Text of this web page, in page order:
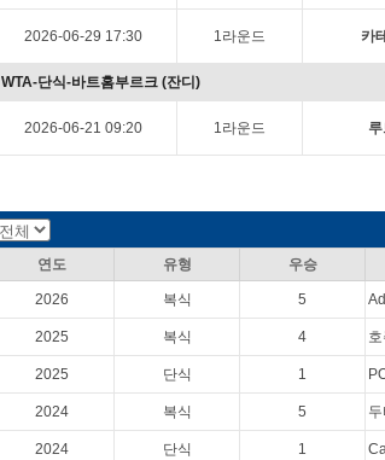
2026-06-29 17:30 1라운드 카
WTA-단식-바트홈부르크 (잔디)
2026-06-21 09:20 1라운드
연도 유형 우승
2026 복식 5
2025 복식 4
2025 단식 1
2024 복식 5
2024 단식 1